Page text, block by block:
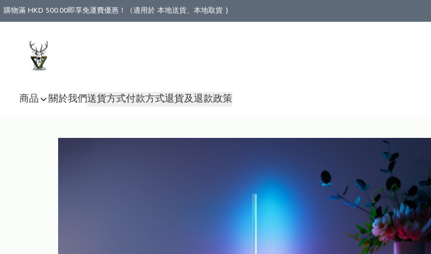
購物滿 HKD 500.00即享免運費優惠！（適用於 本地送貨、本地取貨 )
商品 關於我們送貨方式付款方式退貨及退款政策